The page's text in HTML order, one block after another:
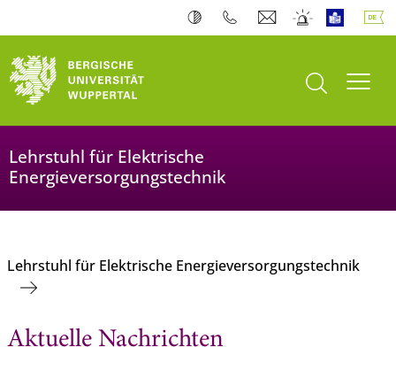
Suche öffnen
Lehrstuhl für Elektrische
Energieversorgungstechnik
Lehrstuhl für Elektrische Energieversorgungstechnik
Aktuelle Nachrichten